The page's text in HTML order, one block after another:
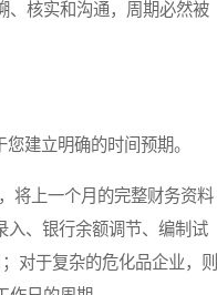
、核实和沟通，周期必然被
建立明确的时间预期。
将上一个月的完整财务资料
入、银行余额调节、编制试
对于复杂的危化品企业，则